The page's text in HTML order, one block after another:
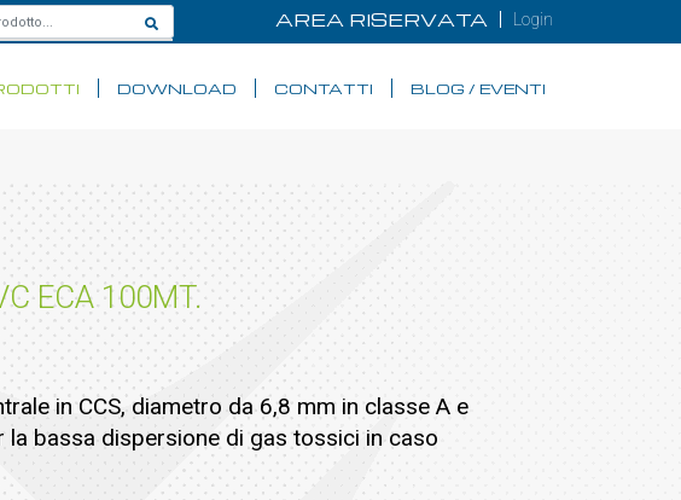
AREA RISERVATA Login
DOWNLOAD CONTATTI BLOG / EVENTI
ECA 100MT.
in CCS, diametro da 6,8 mm in classe A e
bassa dispersione di gas tossici in caso